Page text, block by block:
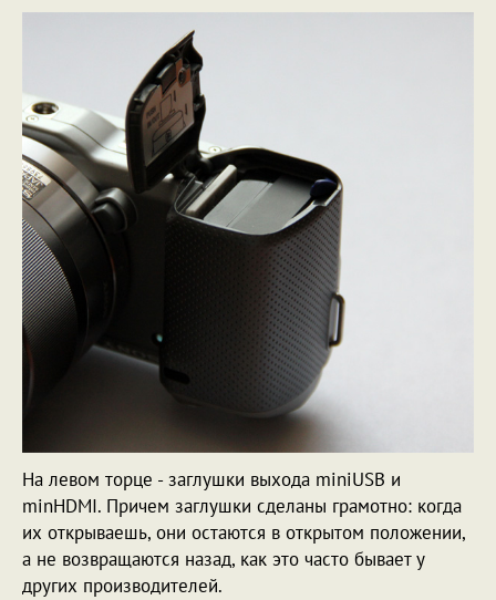
На левом торце - заглушки выхода miniUSB и
minHDMI. Причем заглушки сделаны грамотно: когда
их открываешь, они остаются в открытом положении,
а не возвращаются назад, как это часто бывает у
других производителей.